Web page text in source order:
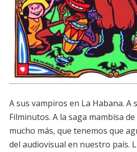
A sus vampiros en La Habana. A
Filminutos. A la saga mambisa de
mucho más, que tenemos que
del audiovisual en nuestro país.